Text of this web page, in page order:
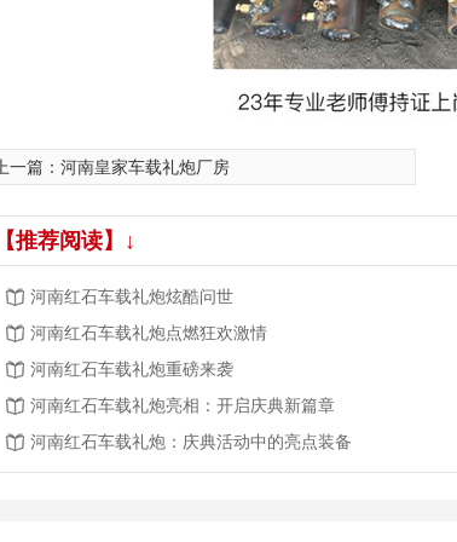
上一篇： 河南皇家车载礼炮厂房
【推荐阅读】↓
河南红石车载礼炮炫酷问世
河南红石车载礼炮点燃狂欢激情
河南红石车载礼炮重磅来袭
河南红石车载礼炮亮相：开启庆典新篇章
河南红石车载礼炮：庆典活动中的亮点装备